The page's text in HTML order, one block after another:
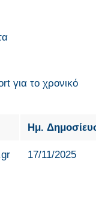
για τo χρονικό
Ημ.
17/11/2025